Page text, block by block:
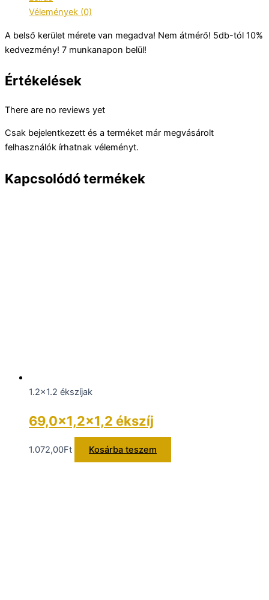
Vélemények (0)
A belső kerület mérete van megadva! Nem átmérő! 5db-tól 10%
kedvezmény! 7 munkanapon belül!
Értékelések
There are no reviews yet
Csak bejelentkezett és a terméket már megvásárolt
felhasználók írhatnak véleményt.
Kapcsolódó termékek
1.2x1.2 ékszíjak
69,0×1,2×1,2 ékszíj
1.072,00Ft Kosárba teszem